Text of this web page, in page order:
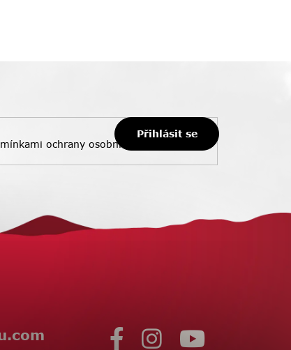
ochrany osobních údajů
Přihlásit se